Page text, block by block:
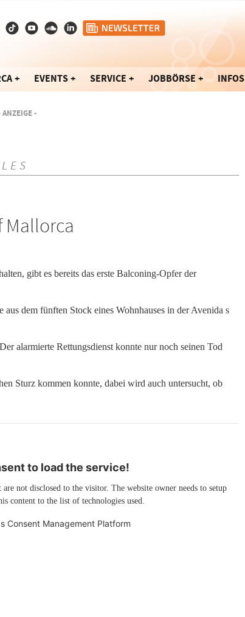
EVENTS SERVICE JOBBÖRSE INFOS
ANZEIGE -
Mallorca
gibt es bereits das erste Balconing-Opfer der
dem fünften Stock eines Wohnhauses in der Avenida s
alarmierte Rettungsdienst konnte nur noch seinen Tod
Sturz kommen konnte, dabei wird auch untersucht, ob
to load the service!
not disclosed to the visitor. The website owner needs to setup
content to the list of technologies used.
Consent Management Platform